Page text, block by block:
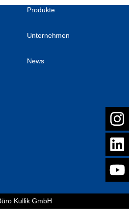
Produkte
Unternehmen
News
Kullik GmbH